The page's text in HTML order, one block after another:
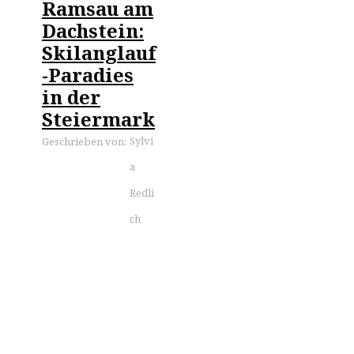
Ramsau am
Dachstein:
Skilanglauf
-Paradies
in der
Steiermark
Geschrieben von: Sylvi
a
Redli
ch